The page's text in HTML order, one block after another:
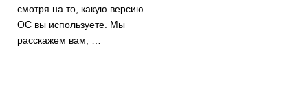
смотря на то, какую версию
ОС вы используете. Мы
расскажем вам, …